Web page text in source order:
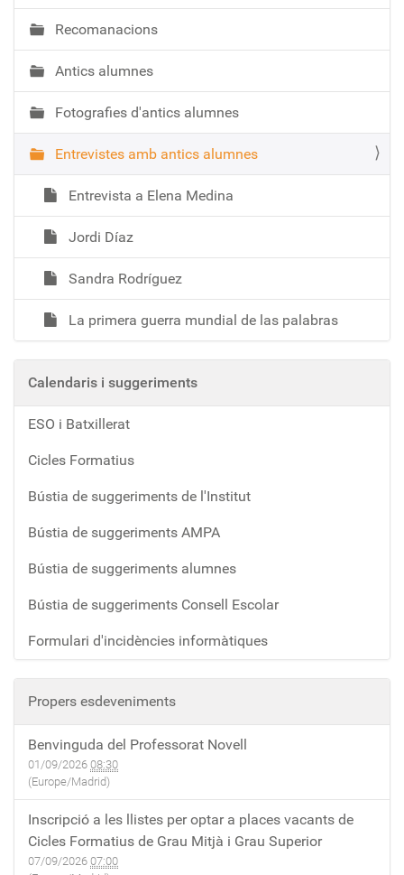
e
g
a
c
ó
Recomanacions
Antics alumnes
Fotografies d'antics alumnes
Entrevistes amb antics alumnes
Entrevista a Elena Medina
Jordi Díaz
Sandra Rodríguez
La primera guerra mundial de las palabras
Calendaris i suggeriments
ESO i Batxillerat
Cicles Formatius
Bústia de suggeriments de l'Institut
Bústia de suggeriments AMPA
Bústia de suggeriments alumnes
Bústia de suggeriments Consell Escolar
Formulari d'incidències informàtiques
Propers esdeveniments
Benvinguda del Professorat Novell
01/09/2026 08:30
(Europe/Madrid)
Inscripció a les llistes per optar a places vacants de
Cicles Formatius de Grau Mitjà i Grau Superior
07/09/2026 07:00